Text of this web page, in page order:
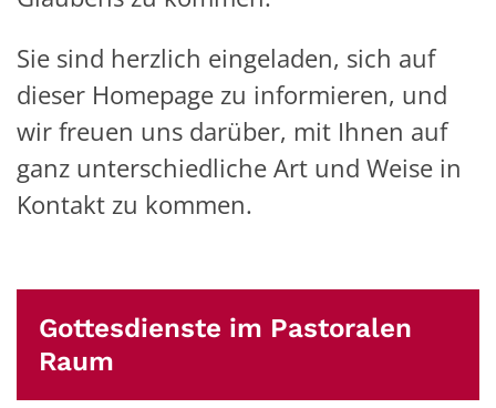
Sie sind herzlich eingeladen, sich auf
dieser Homepage zu informieren, und
wir freuen uns darüber, mit Ihnen auf
ganz unterschiedliche Art und Weise in
Kontakt zu kommen.
Gottesdienste im Pastoralen
Raum